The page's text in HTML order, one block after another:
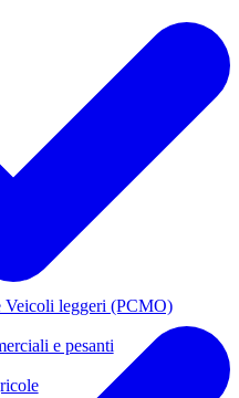
Veicoli leggeri (PCMO)
e pesanti